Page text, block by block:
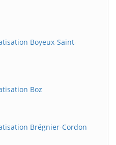
Boyeux-Saint-
Boz
Brégnier-Cordon